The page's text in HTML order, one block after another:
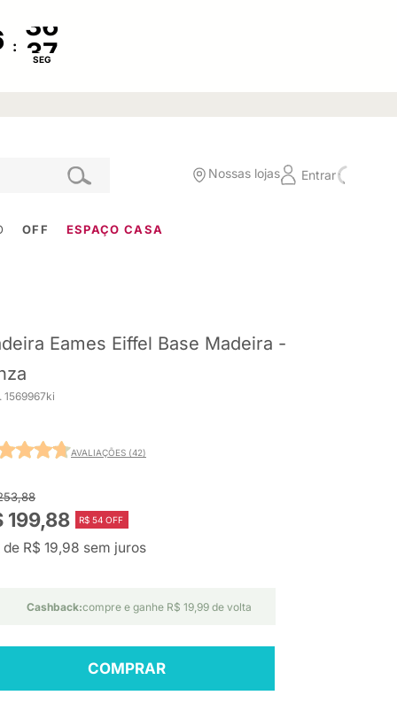
:
SEG
Nossas lojas Entrar
OFF ESPAÇO CASA
Eames Eiffel Base Madeira -
1569967ki
AVALIAÇÕES (42)
199,88 R$ 54 OFF
de R$ 19,98 sem juros
Cashback:compre e ganhe R$ 19,99 de volta
COMPRAR